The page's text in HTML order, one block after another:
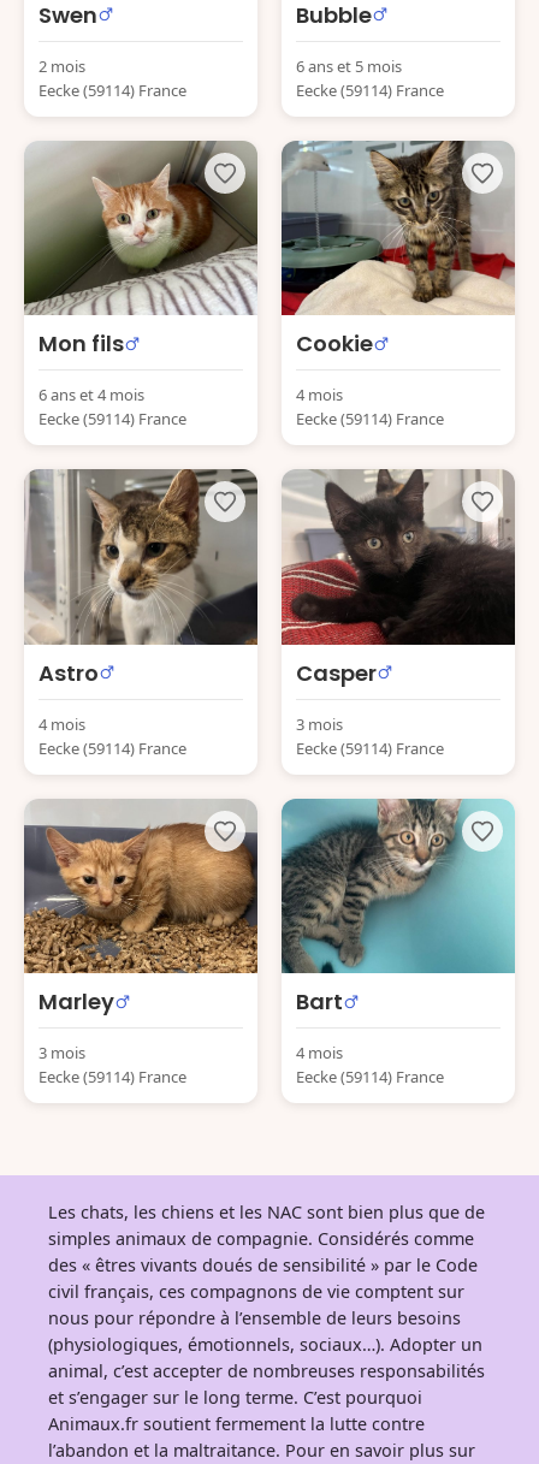
Swen
2 mois
Eecke (59114) France
Bubble
6 ans et 5 mois
Eecke (59114) France
Mon fils
6 ans et 4 mois
Eecke (59114) France
Cookie
4 mois
Eecke (59114) France
Astro
4 mois
Eecke (59114) France
Casper
3 mois
Eecke (59114) France
Marley
3 mois
Eecke (59114) France
Bart
4 mois
Eecke (59114) France
Les chats, les chiens et les NAC sont bien plus que de
simples animaux de compagnie. Considérés comme
des « êtres vivants doués de sensibilité » par le Code
civil français, ces compagnons de vie comptent sur
nous pour répondre à l’ensemble de leurs besoins
(physiologiques, émotionnels, sociaux…). Adopter un
animal, c’est accepter de nombreuses responsabilités
et s’engager sur le long terme. C’est pourquoi
Animaux.fr soutient fermement la lutte contre
l’abandon et la maltraitance. Pour en savoir plus sur